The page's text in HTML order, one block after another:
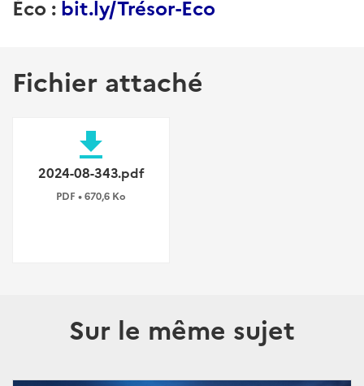
Éco : bit.ly/Trésor-Eco
Fichier attaché
file_download
2024-08-343.pdf
PDF • 670,6 Ko
Sur le même sujet